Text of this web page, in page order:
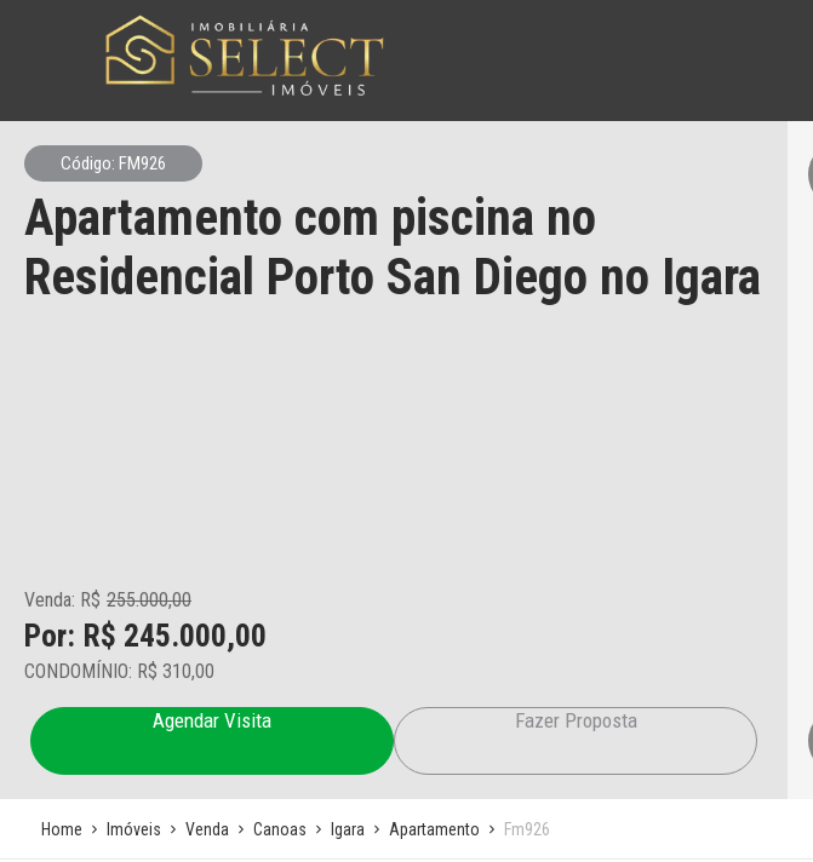
Código: FM926
Apartamento com piscina no
Residencial Porto San Diego no Igara
Venda: R$ 255.000,00
Por: R$ 245.000,00
CONDOMÍNIO: R$ 310,00
Agendar Visita Fazer Proposta
Home Imóveis Venda Canoas Igara Apartamento Fm926